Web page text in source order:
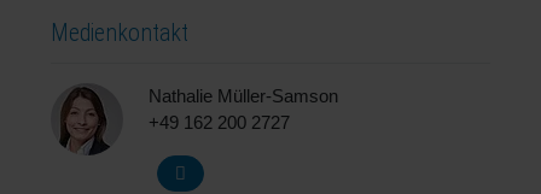
Medienkontakt
Nathalie Müller-Samson
+49 162 200 2727